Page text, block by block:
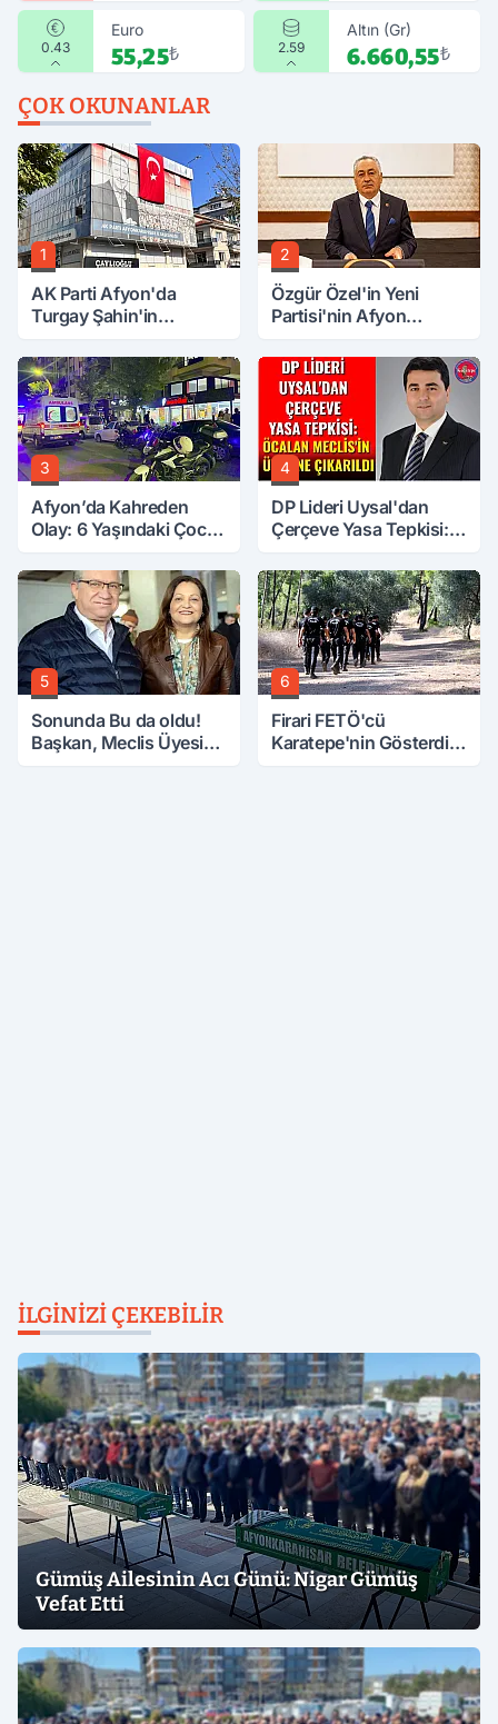
0.43
Euro
55,25₺ 2.59
Altın (Gr)
6.660,55₺
ÇOK OKUNANLAR
1
AK Parti Afyon'da
Turgay Şahin'in
2
Özgür Özel'in Yeni
Partisi'nin Afyon
3
Afyon’da Kahreden
Olay: 6 Yaşındaki Çocuk
4
DP Lideri Uysal'dan
Çerçeve Yasa Tepkisi:
Üzerine Çıkarıldı
5
Sonunda Bu da oldu!
Başkan, Meclis Üyesini
6
Firari FETÖ'cü
Karatepe'nin Gösterdiği
İLGINIZI ÇEKEBILIR
Gümüş Ailesinin Acı Günü: Nigar Gümüş
Vefat Etti